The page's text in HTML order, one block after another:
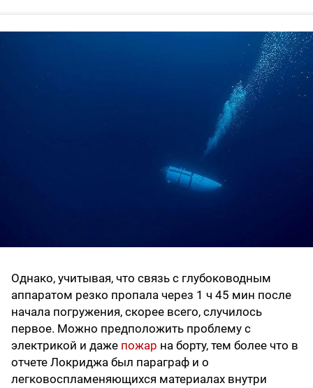
Однако, учитывая, что связь с глубоководным
аппаратом резко пропала через 1 ч 45 мин после
начала погружения, скорее всего, случилось
первое. Можно предположить проблему с
электрикой и даже пожар на борту, тем более что в
отчете Локриджа был параграф и о
легковоспламеняющихся материалах внутри